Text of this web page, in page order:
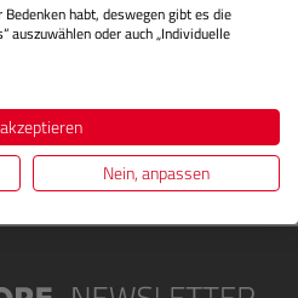
70mm F5.6 TiltFür
ermöglicht das
habt, deswegen gibt es die
auszuwählen oder auch „Individuelle
Nein, anpassen